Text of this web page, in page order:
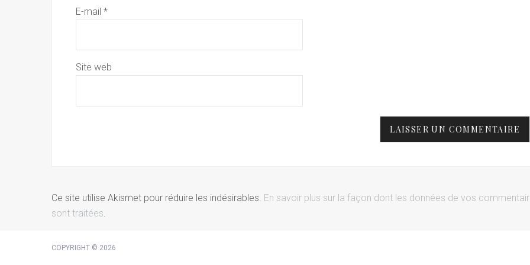
E-mail *
Site web
Ce site utilise Akismet pour réduire les indésirables. En savoir plus sur la façon dont les données de vos
sont traitées.
COPYRIGHT © 2026